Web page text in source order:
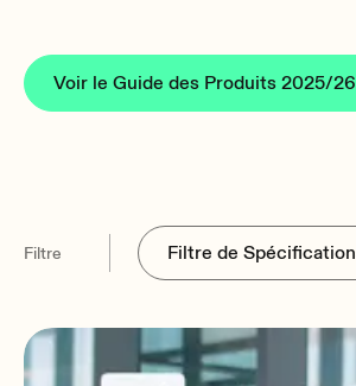
Voir le Guide des Produits 2025/26
Filtre